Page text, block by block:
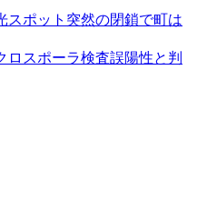
スポット突然の閉鎖で町は
ロスポーラ検査誤陽性と判